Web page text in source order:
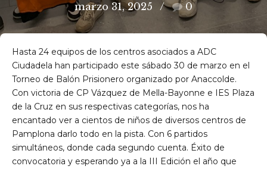
marzo 31, 2025 0
Hasta 24 equipos de los centros asociados a ADC
Ciudadela han participado este sábado 30 de marzo en el
Torneo de Balón Prisionero organizado por Anaccolde.
Con victoria de CP Vázquez de Mella-Bayonne e IES Plaza
de la Cruz en sus respectivas categorías, nos ha
encantado ver a cientos de niños de diversos centros de
Pamplona darlo todo en la pista. Con 6 partidos
simultáneos, donde cada segundo cuenta. Éxito de
convocatoria y esperando ya a la III Edición el año que